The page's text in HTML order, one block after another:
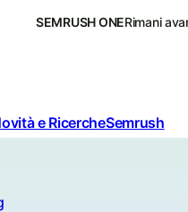
SEMRUSH ONERimani
e RicercheSemrush